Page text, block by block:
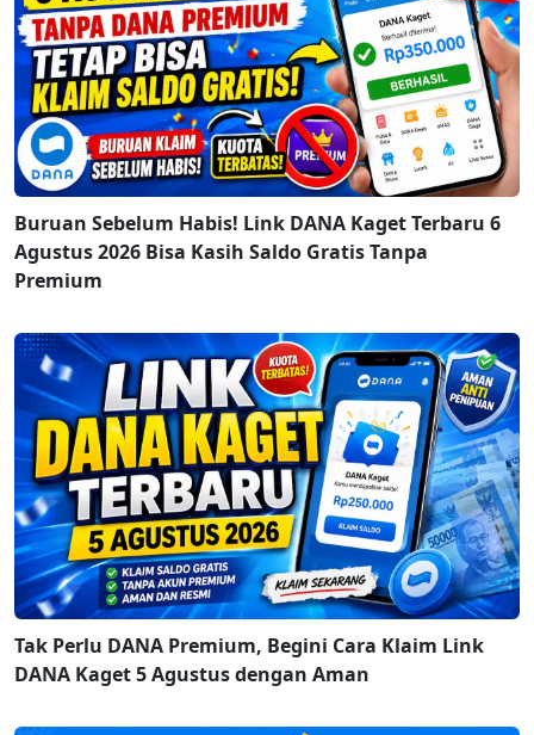
Buruan Sebelum Habis! Link DANA Kaget Terbaru 6
Agustus 2026 Bisa Kasih Saldo Gratis Tanpa
Premium
Tak Perlu DANA Premium, Begini Cara Klaim Link
DANA Kaget 5 Agustus dengan Aman